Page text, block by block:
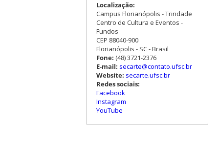
Localização:
Campus Florianópolis - Trindade
Centro de Cultura e Eventos -
Fundos
CEP 88040-900
Florianópolis - SC - Brasil
Fone: (48) 3721-2376
E-mail: secarte@contato.ufsc.br
Website: secarte.ufsc.br
Redes sociais:
Facebook
Instagram
YouTube